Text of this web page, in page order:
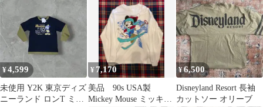
¥4,599
未使用 Y2K 東京ディズ
ニーランド ロンT ミッ
¥ 7,170
美品 90s USA製
Mickey Mouse ミッキー
¥6,500
Disneyland Resort 長袖
カットソー オリーブ